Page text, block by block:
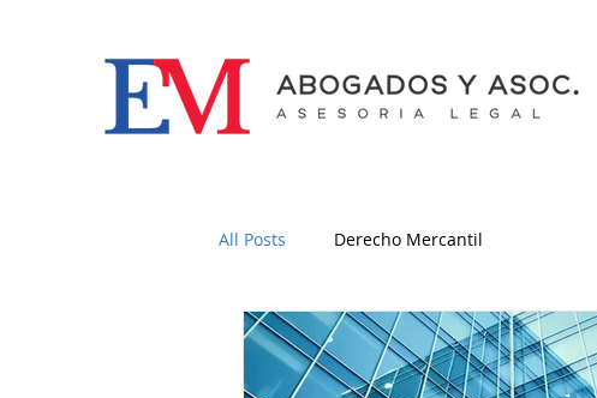
All Posts Derecho Mercantil